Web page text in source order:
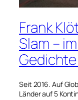
Frank
Slam –
Seit 2016. Auf
Länder auf 5